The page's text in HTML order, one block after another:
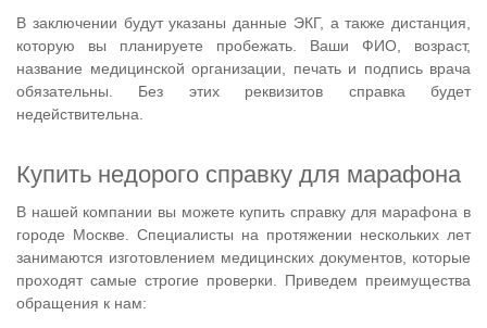
В заключении будут указаны данные ЭКГ, а также дистанция,
которую вы планируете пробежать. Ваши ФИО, возраст,
название медицинской организации, печать и подпись врача
обязательны. Без этих реквизитов справка будет
недействительна.
Купить недорого справку для марафона
В нашей компании вы можете купить справку для марафона в
городе Москве. Специалисты на протяжении нескольких лет
занимаются изготовлением медицинских документов, которые
проходят самые строгие проверки. Приведем преимущества
обращения к нам: